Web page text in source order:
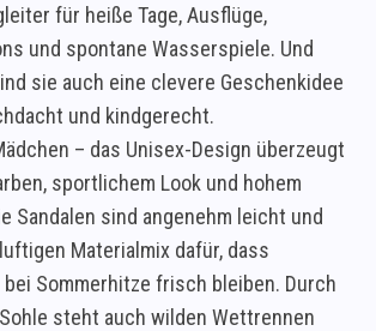
für heiße Tage, Ausflüge,
und spontane Wasserspiele. Und
sie auch eine clevere Geschenkidee
und kindgerecht.
– das Unisex-Design überzeugt
sportlichem Look und hohem
Sandalen sind angenehm leicht und
Materialmix dafür, dass
Sommerhitze frisch bleiben. Durch
steht auch wilden Wettrennen